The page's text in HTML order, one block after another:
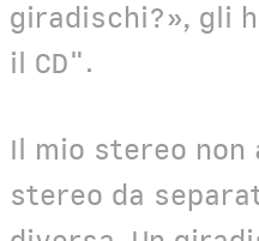
giradischi?», gli
il CD".
Il mio stereo non
stereo da